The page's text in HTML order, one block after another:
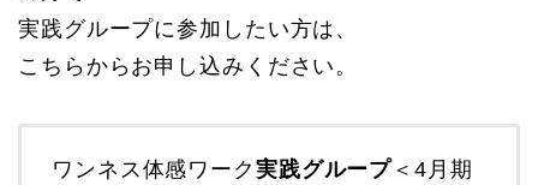
実践グループに参加したい方は、
こちらからお申し込みください。
ワンネス体感ワーク 実践グループ ＜4月期